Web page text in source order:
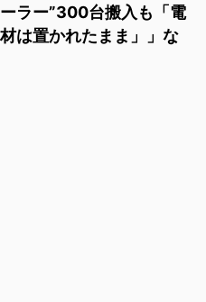
ーラー”300台搬入も「電
は置かれたまま」」な